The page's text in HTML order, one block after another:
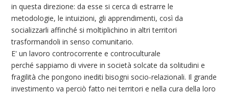
in questa direzione: da esse si cerca di estrarre le
metodologie, le intuizioni, gli apprendimenti, così da
socializzarli affinché si moltiplichino in altri territori
trasformandoli in senso comunitario.
E' un lavoro controcorrente e controculturale
perché sappiamo di vivere in società solcate da solitudini e
fragilità che pongono inediti bisogni socio-relazionali. Il grande
investimento va perciò fatto nei territori e nella cura della loro